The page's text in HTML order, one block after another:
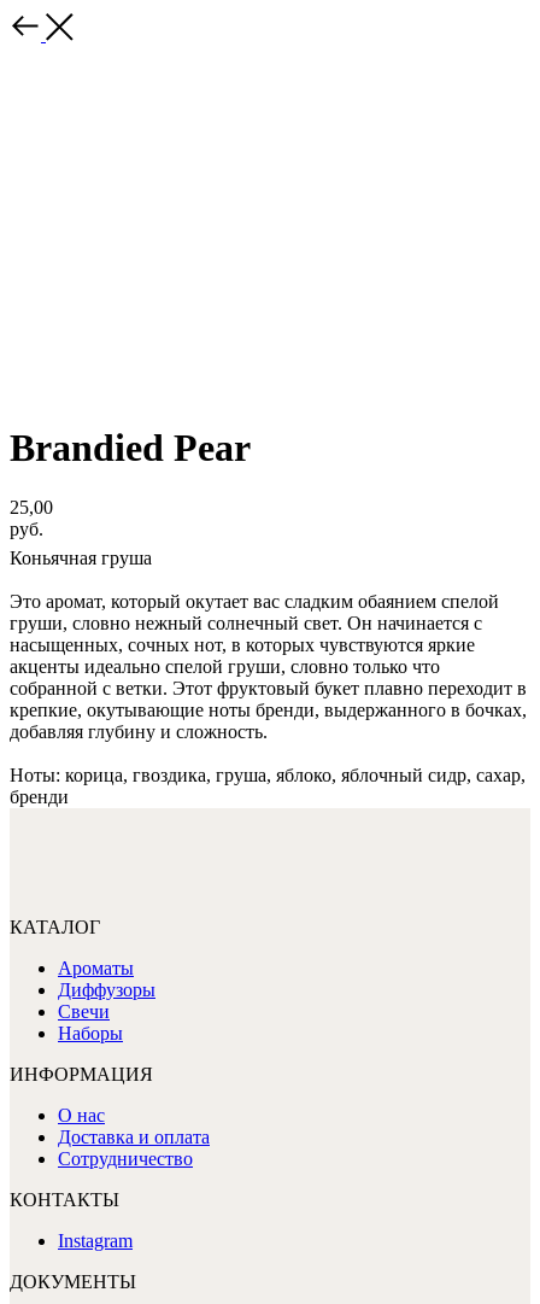
Brandied Pear
25,00
руб.
Коньячная груша
Это аромат, который окутает вас сладким обаянием спелой
груши, словно нежный солнечный свет. Он начинается с
насыщенных, сочных нот, в которых чувствуются яркие
акценты идеально спелой груши, словно только что
собранной с ветки. Этот фруктовый букет плавно переходит в
крепкие, окутывающие ноты бренди, выдержанного в бочках,
добавляя глубину и сложность.
Ноты: корица, гвоздика, груша, яблоко, яблочный сидр, сахар,
бренди
КАТАЛОГ
Ароматы
Диффузоры
Свечи
Наборы
ИНФОРМАЦИЯ
О нас
Доставка и оплата
Сотрудничество
КОНТАКТЫ
Instagram
ДОКУМЕНТЫ